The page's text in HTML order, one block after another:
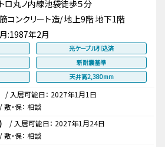
ロ丸ノ内線池袋徒歩５分
コンクリート造/ 地上9階 地下1階
:1987年2月
光ケーブル引込済
新耐震基準
天井高2,380mm
/ 入居可能日： 2027年1月1日
/ 敷・保： 相談
/ 入居可能日： 2027年1月24日
/ 敷・保： 相談